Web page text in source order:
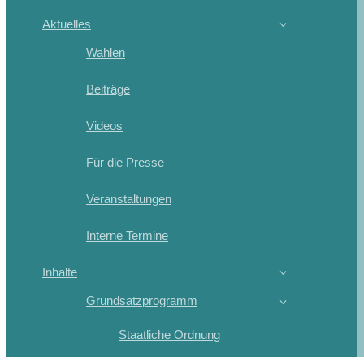
Aktuelles
Wahlen
Beiträge
Videos
Für die Presse
Veranstaltungen
Interne Termine
Inhalte
Grundsatzprogramm
Staatliche Ordnung